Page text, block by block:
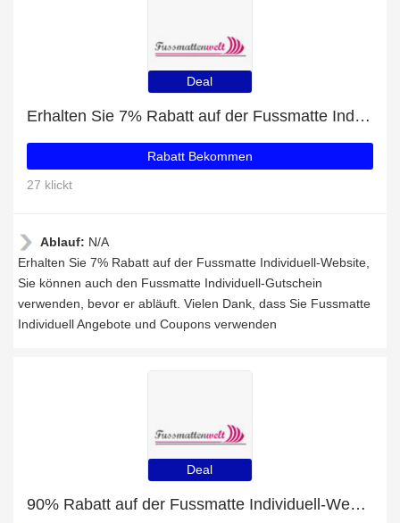
Deal
Erhalten Sie 7% Rabatt auf der Fussmatte Individuell-Website
Rabatt Bekommen
27 klickt
Ablauf: N/A
Erhalten Sie 7% Rabatt auf der Fussmatte Individuell-Website,
Sie können auch den Fussmatte Individuell-Gutschein
verwenden, bevor er abläuft. Vielen Dank, dass Sie Fussmatte
Individuell Angebote und Coupons verwenden
Deal
90% Rabatt auf der Fussmatte Individuell-Website